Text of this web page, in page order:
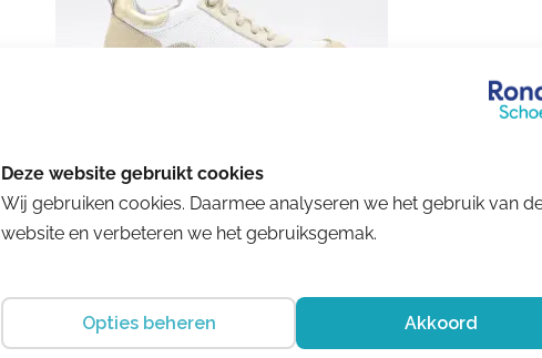
Twins
€ 144.95€ 94.22
Wij gebruiken cookies. Daarmee analyseren we het gebruik van
website en verbeteren we het gebruiksgemak.
Opties beheren Akkoord